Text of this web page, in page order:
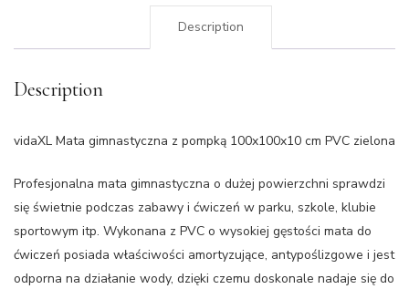
Description
Description
vidaXL Mata gimnastyczna z pompką 100x100x10 cm PVC zielona
Profesjonalna mata gimnastyczna o dużej powierzchni sprawdzi
się świetnie podczas zabawy i ćwiczeń w parku, szkole, klubie
sportowym itp. Wykonana z PVC o wysokiej gęstości mata do
ćwiczeń posiada właściwości amortyzujące, antypoślizgowe i jest
odporna na działanie wody, dzięki czemu doskonale nadaje się do